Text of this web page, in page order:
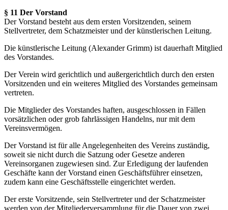
§ 11 Der Vorstand
Der Vorstand besteht aus dem ersten Vorsitzenden, seinem
Stellvertreter, dem Schatzmeister und der künstlerischen Leitung.
Die künstlerische Leitung (Alexander Grimm) ist dauerhaft Mitglied
des Vorstandes.
Der Verein wird gerichtlich und außergerichtlich durch den ersten
Vorsitzenden und ein weiteres Mitglied des Vorstandes gemeinsam
vertreten.
Die Mitglieder des Vorstandes haften, ausgeschlossen in Fällen
vorsätzlichen oder grob fahrlässigen Handelns, nur mit dem
Vereinsvermögen.
Der Vorstand ist für alle Angelegenheiten des Vereins zuständig,
soweit sie nicht durch die Satzung oder Gesetze anderen
Vereinsorganen zugewiesen sind. Zur Erledigung der laufenden
Geschäfte kann der Vorstand einen Geschäftsführer einsetzen,
zudem kann eine Geschäftsstelle eingerichtet werden.
Der erste Vorsitzende, sein Stellvertreter und der Schatzmeister
werden von der Mitgliederversammlung für die Dauer von zwei